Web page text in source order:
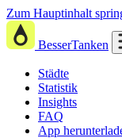
Zum Hauptinhalt
BesserTanken
Städte
Statistik
Insights
FAQ
App